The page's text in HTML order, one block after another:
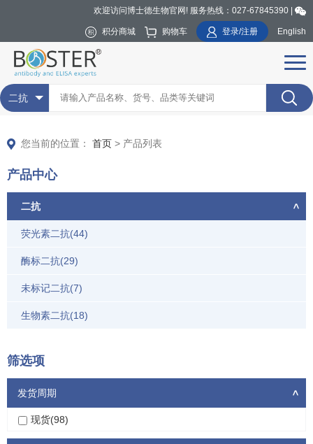
欢迎访问博士德生物官网! 服务热线：027-67845390 |
积分商城 购物车 登录/注册 English
二抗
您当前的位置： 首页 > 产品列表
产品中心
二抗
荧光素二抗(44)
酶标二抗(29)
未标记二抗(7)
生物素二抗(18)
筛选项
发货周期 >
现货(98)